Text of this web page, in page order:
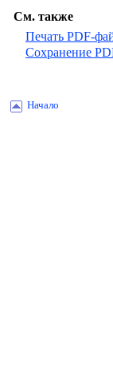
См. также
Печать PDF-
Сохранение
Начало